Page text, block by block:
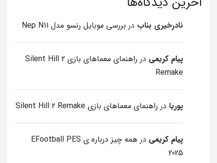
نادرخیری بناب در بررسی موبایل رنسو مدل Nep N11
پیام کریمی در
راهنمای معماهای بازی Silent Hill 2
Remake
پوریا در راهنمای معماهای بازی Silent Hill 2 Remake
پیام کریمی در
همه چیز درباره ی EFootball PES
2025